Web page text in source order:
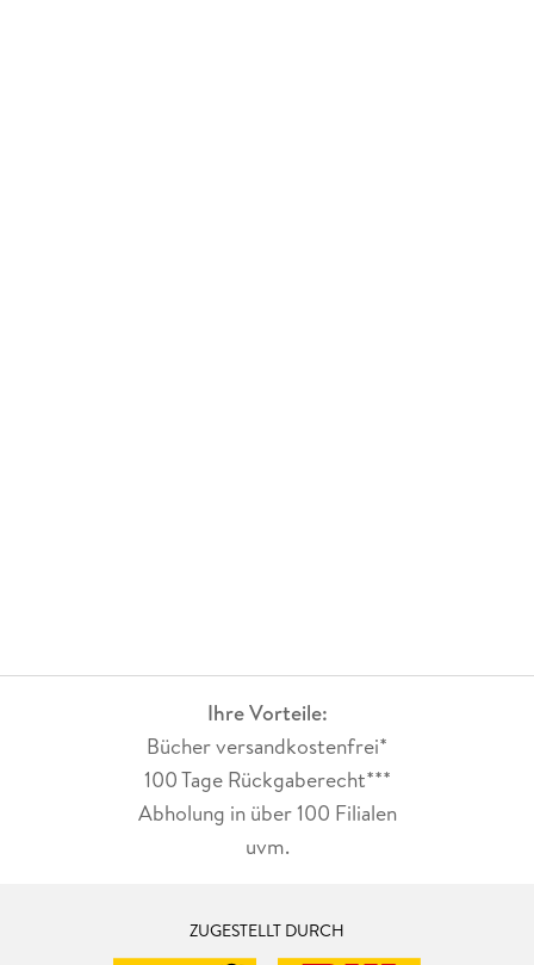
Ihre Vorteile:
Bücher versandkostenfrei*
100 Tage Rückgaberecht***
Abholung in über 100 Filialen
uvm.
ZUGESTELLT DURCH